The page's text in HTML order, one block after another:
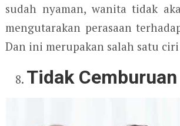
sudah nyaman, wanita tidak
mengutarakan perasaan
Dan ini merupakan salah satu
Tidak Cemburuan